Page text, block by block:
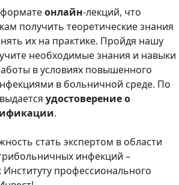
онлайн-лекций, что
получить теоретические знания
их на практике. Пройдя нашу
необходимые знания и навыки
в условиях повышенного
в больничной среде. По
удостоверение о
.
стать экспертом в области
инфекций –
Институту профессионального